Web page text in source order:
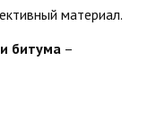
материал.
битума –